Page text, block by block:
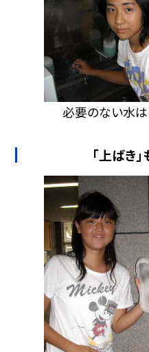
必要のない水は
「上ばき